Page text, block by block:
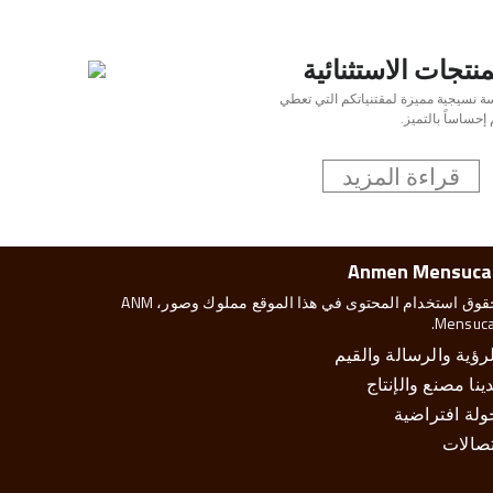
الاستثنائية
نسيجية مميزة لمقتنياتكم التي تعطي
إحساساً بالتميز.
قراءة المزيد
Anmen
حقوق استخدام المحتوى في هذا الموقع مملوك وصور، ANM
والرسالة والقيم
مصنع والإنتاج
افتراضية